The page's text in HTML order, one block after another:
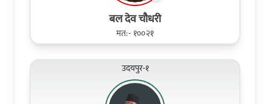
बल देव चौधरी
मत:- १००२१
उदयपुर-१